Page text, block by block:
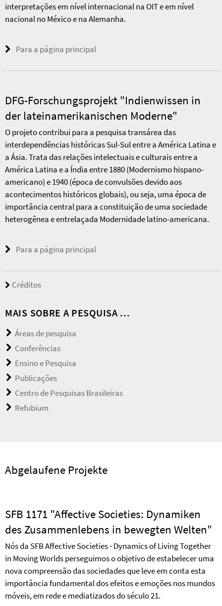
interpretações em nível internacional na OIT e em nível
nacional no México e na Alemanha.
Para a página principal
DFG-Forschungsprojekt "Indienwissen in
der lateinamerikanischen Moderne"
O projeto contribui para a pesquisa transárea das
interdependências históricas Sul-Sul entre a América Latina e
a Ásia. Trata das relações intelectuais e culturais entre a
América Latina e a Índia entre 1880 (Modernismo hispano-
americano) e 1940 (época de convulsões devido aos
acontecimentos históricos globais), ou seja, uma época de
importância central para a constituição de uma sociedade
heterogênea e entrelaçada Modernidade latino-americana.
Para a página principal
Créditos
MAIS SOBRE A PESQUISA ...
Áreas de pesquisa
Conferências
Ensino e Pesquisa
Publicações
Centro de Pesquisas Brasileiras
Refubium
Abgelaufene Projekte
SFB 1171 "Affective Societies: Dynamiken
des Zusammenlebens in bewegten Welten"
Nós da SFB Affective Societies - Dynamics of Living Together
in Moving Worlds perseguimos o objetivo de estabelecer uma
nova compreensão das sociedades que leve em conta esta
importância fundamental dos efeitos e emoções nos mundos
móveis, em rede e mediatizados do século 21.